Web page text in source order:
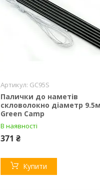
GC95S
Палички до наметів
скловолокно діаметр
Green Camp
В наявності
371 ₴
Купити